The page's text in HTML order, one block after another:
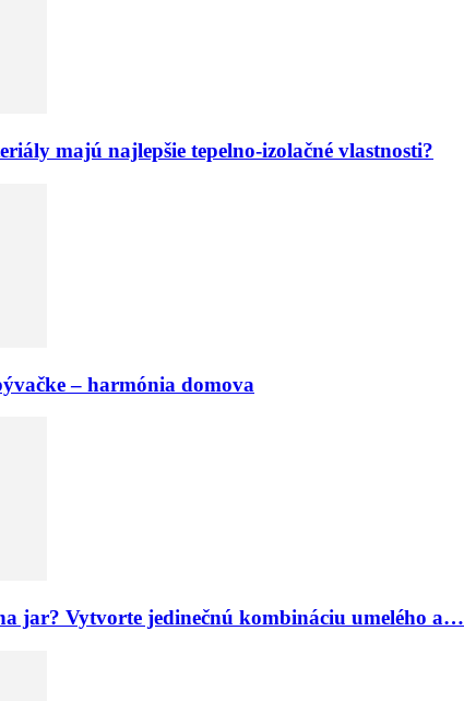
majú najlepšie tepelno-izolačné vlastnosti?
– harmónia domova
jar? Vytvorte jedinečnú kombináciu umelého a…